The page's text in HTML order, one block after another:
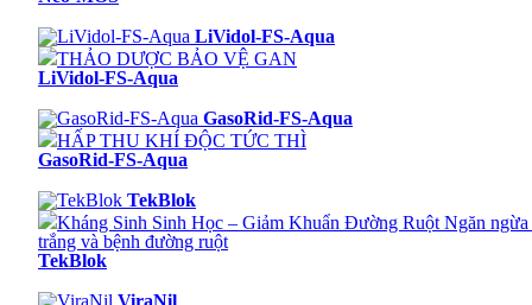
LiVidol-FS-Aqua
THẢO DƯỢC BẢO VỆ GAN
LiVidol-FS-Aqua
GasoRid-FS-Aqua
HẤP THU KHÍ ĐỘC TỨC THÌ
GasoRid-FS-Aqua
TekBlok
Kháng Sinh Sinh Học – Giảm Khuẩn Đường Ruột Ngăn
trắng và bệnh đường ruột
TekBlok
ViraNil